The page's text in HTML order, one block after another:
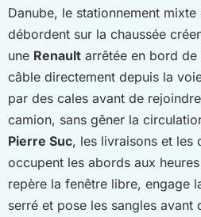
Danube, le stationnement
débordent sur la chaussée
une Renault arrêtée en bord de
câble directement depuis la
par des cales avant de
camion, sans gêner la
Pierre Suc, les livraisons et les
occupent les abords aux
repère la fenêtre libre, engage
serré et pose les sangles avant